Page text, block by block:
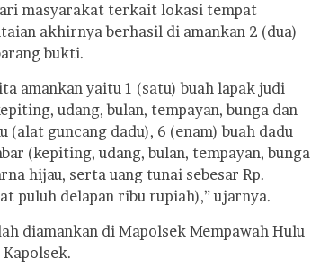
masyarakat terkait lokasi tempat
akhirnya berhasil di amankan 2 (dua)
bukti.
amankan yaitu 1 (satu) buah lapak judi
udang, bulan, tempayan, bunga dan
(alat guncang dadu), 6 (enam) buah dadu
(kepiting, udang, bulan, tempayan, bunga
hijau, serta uang tunai sebesar Rp.
puluh delapan ribu rupiah),” ujarnya.
diamankan di Mapolsek Mempawah Hulu